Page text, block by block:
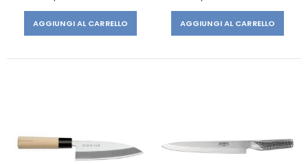
AGGIUNGI AL CARRELLO AGGIUNGI AL CARRELLO